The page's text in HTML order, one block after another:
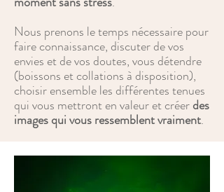
Nous prenons le temps nécessaire pour
faire connaissance, discuter de vos
envies et de vos doutes, vous détendre
(boissons et collations à disposition),
choisir ensemble les différentes tenues
qui vous mettront en valeur et créerdes
images qui vous ressemblent vraiment.